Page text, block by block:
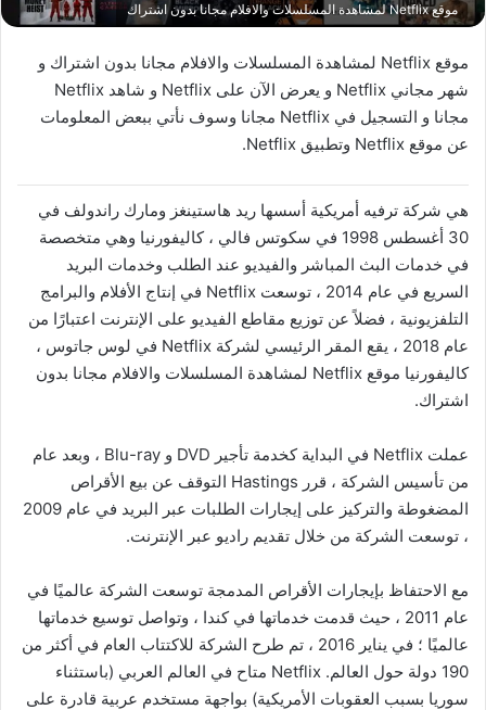
موقع Netflix لمشاهدة المسلسلات والافلام مجانا بدون اشتراك
موقع Netflix لمشاهدة المسلسلات والافلام مجانا بدون اشتراك و
شهر مجاني Netflix و يعرض الآن على Netflix و شاهد Netflix
مجانا و التسجيل في Netflix مجانا وسوف نأتي ببعض المعلومات
عن موقع Netflix وتطبيق Netflix.
هي شركة ترفيه أمريكية أسسها ريد هاستينغز ومارك راندولف في
30 أغسطس 1998 في سكوتس فالي ، كاليفورنيا وهي متخصصة
في خدمات البث المباشر والفيديو عند الطلب وخدمات البريد
السريع في عام 2014 ، توسعت Netflix في إنتاج الأفلام والبرامج
التلفزيونية ، فضلاً عن توزيع مقاطع الفيديو على الإنترنت اعتبارًا من
عام 2018 ، يقع المقر الرئيسي لشركة Netflix في لوس جاتوس ،
كاليفورنيا موقع Netflix لمشاهدة المسلسلات والافلام مجانا بدون
اشتراك.
عملت Netflix في البداية كخدمة تأجير DVD و Blu-ray ، وبعد عام
من تأسيس الشركة ، قرر Hastings التوقف عن بيع الأقراص
المضغوطة والتركيز على إيجارات الطلبات عبر البريد في عام 2009
، توسعت الشركة من خلال تقديم راديو عبر الإنترنت.
مع الاحتفاظ بإيجارات الأقراص المدمجة توسعت الشركة عالميًا في
عام 2011 ، حيث قدمت خدماتها في كندا ، وتواصل توسيع خدماتها
عالميًا ؛ في يناير 2016 ، تم طرح الشركة للاكتتاب العام في أكثر من
190 دولة حول العالم. Netflix متاح في العالم العربي (باستثناء
سوريا بسبب العقوبات الأمريكية) بواجهة مستخدم عربية قادرة على